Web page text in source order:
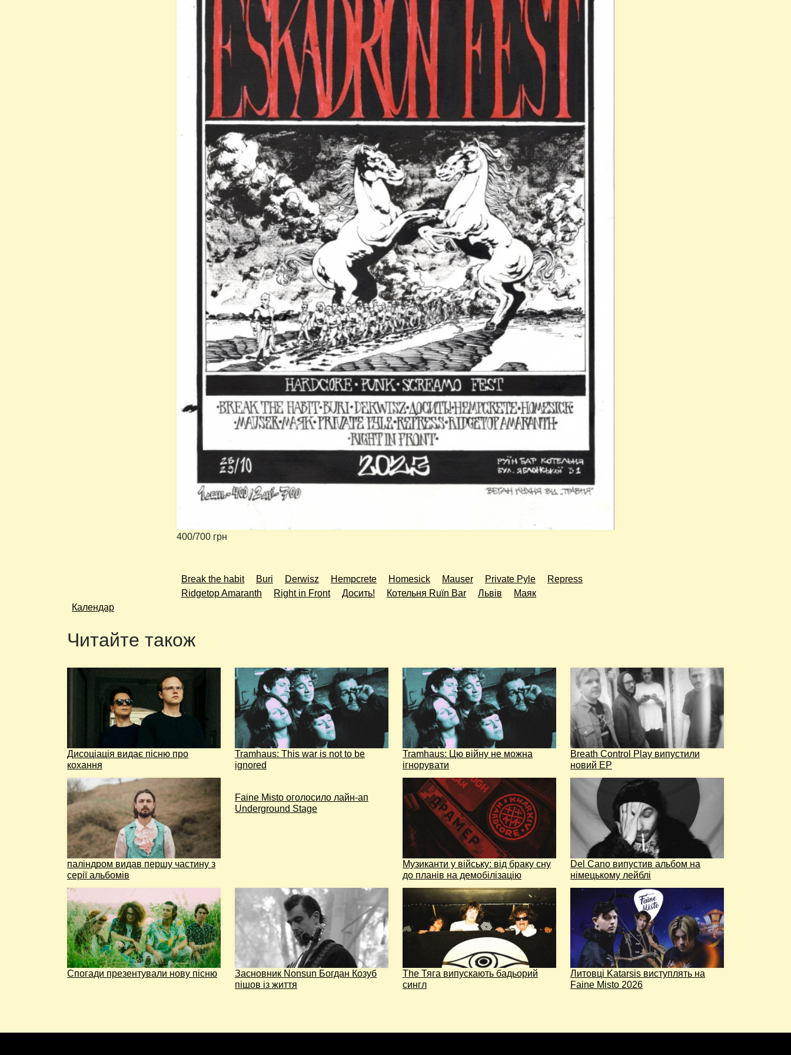
400/700 грн
Break the habit Buri Derwisz Hempcrete Homesick Mauser Private Pyle
Repress
Ridgetop Amaranth
Right in Front Досить! Котельня Ruїn Bar Львів
Маяк
Календар
Читайте також
Дисоціація видає пісню про
кохання
Tramhaus: Тhis war is not to be
ignored
Tramhaus: Цю війну не можна
ігнорувати
Breath Control Play випустили
новий EP
паліндром видав першу частину з
серії альбомів
Faine Misto оголосило лайн-ап
Underground Stage
Музиканти у війську: від браку сну
до планів на демобілізацію
Del Cano випустив альбом на
німецькому лейблі
Спогади презентували нову пісню
Засновник Nonsun Богдан Козуб
пішов із життя
The Тяга випускають бадьорий
сингл
Литовці Katarsis виступлять на
Faine Misto 2026